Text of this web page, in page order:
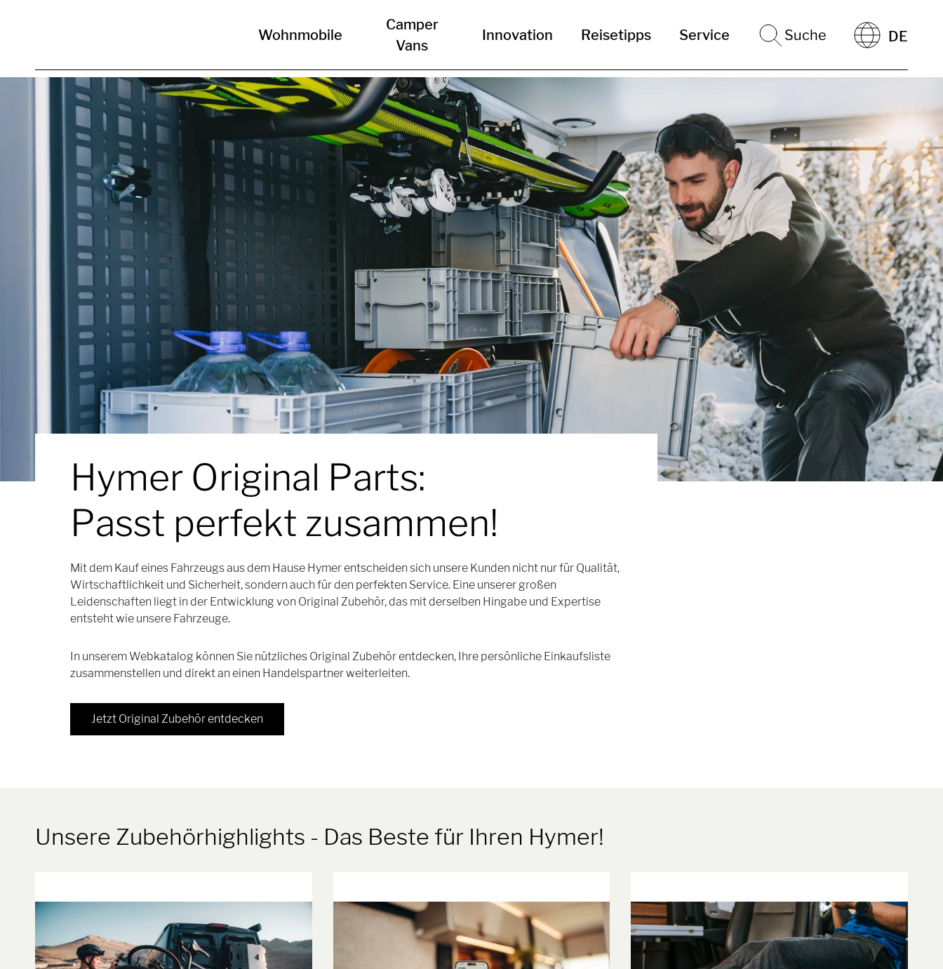
Wohnmobile
Camper
Vans
Innovation Reisetipps Service Suche DE
Hymer Original Parts:
Passt perfekt zusammen!
Mit dem Kauf eines Fahrzeugs aus dem Hause Hymer entscheiden sich unsere Kunden nicht nur für Qualität,
Wirtschaftlichkeit und Sicherheit, sondern auch für den perfekten Service. Eine unserer großen
Leidenschaften liegt in der Entwicklung von Original Zubehör, das mit derselben Hingabe und Expertise
entsteht wie unsere Fahrzeuge.
In unserem Webkatalog können Sie nützliches Original Zubehör entdecken, Ihre persönliche Einkaufsliste
zusammenstellen und direkt an einen Handelspartner weiterleiten.
Jetzt Original Zubehör entdecken
Unsere Zubehörhighlights - Das Beste für Ihren Hymer!